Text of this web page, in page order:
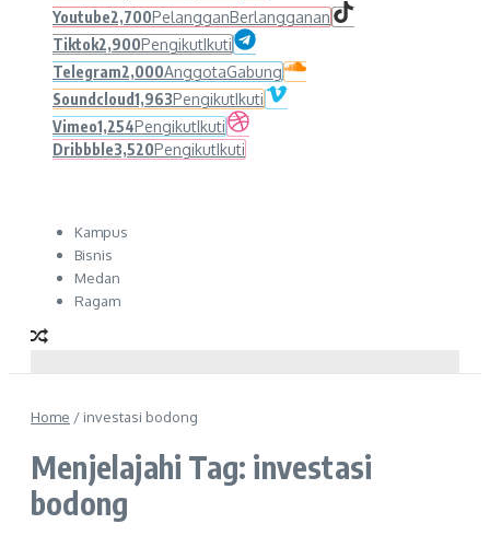
Youtube2,700PelangganBerlangganan
Tiktok2,900PengikutIkuti
Telegram2,000AnggotaGabung
Soundcloud1,963PengikutIkuti
Vimeo1,254PengikutIkuti
Dribbble3,520PengikutIkuti
Kampus
Bisnis
Medan
Ragam
Home / investasi bodong
Menjelajahi Tag: investasi
bodong